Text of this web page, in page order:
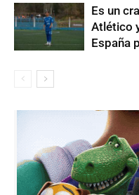
Es un
Atlético
España